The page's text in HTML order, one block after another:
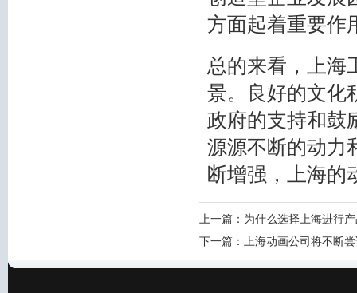
方面起着重要作
总的来看，上海
景。良好的文化
政府的支持和鼓
源源不断的动力
断增强，上海的
上一篇： 为什么选择上海进行
下一篇：
上海动画公司将不断